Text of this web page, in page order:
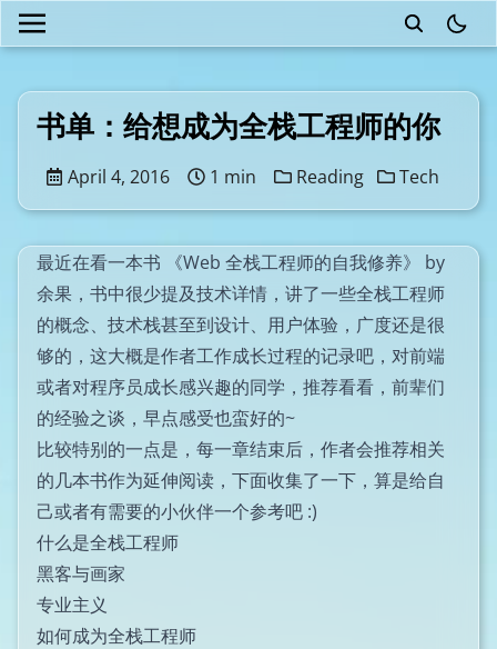
书单：给想成为全栈工程师的你
April 4, 2016 1 min Reading Tech
最近在看一本书 《Web 全栈工程师的自我修养》
by
余果 ，书中很少提及技术详情，讲了一些全栈工程师
的概念、技术栈甚至到设计、用户体验，广度还是很
够的，这大概是作者工作成长过程的记录吧，对前端
或者对程序员成长感兴趣的同学，推荐看看，前辈们
的经验之谈，早点感受也蛮好的~
比较特别的一点是，每一章结束后，作者会推荐相关
的几本书作为延伸阅读，下面收集了一下，算是给自
己或者有需要的小伙伴一个参考吧 :)
什么是全栈工程师
黑客与画家
专业主义
如何成为全栈工程师